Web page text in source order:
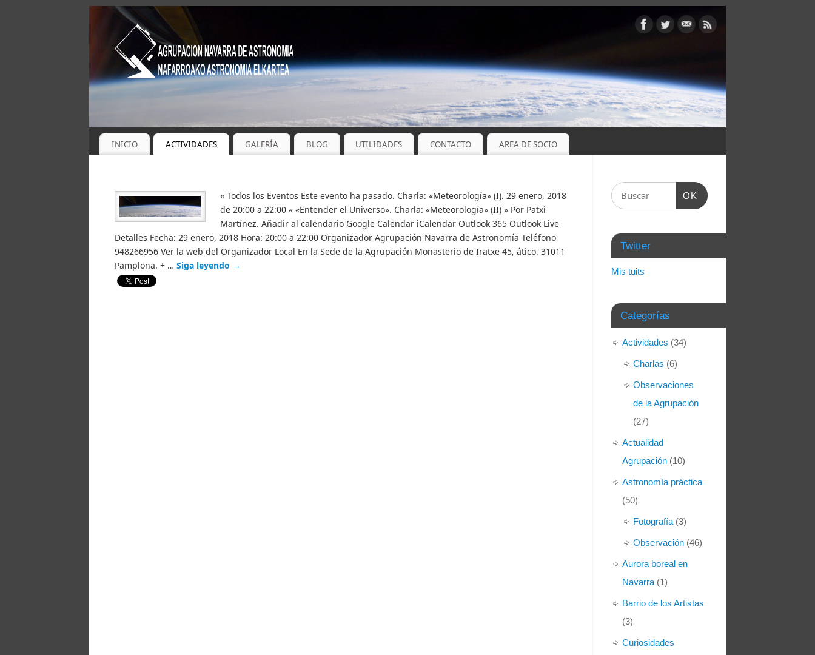
INICIO ACTIVIDADES GALERÍA BLOG UTILIDADES CONTACTO AREA DE SOCIO
« Todos los Eventos Este evento ha pasado. Charla: «Meteorología» (I). 29 enero, 2018
de 20:00 a 22:00 « «Entender el Universo». Charla: «Meteorología» (II) » Por Patxi
Martínez. Añadir al calendario Google Calendar iCalendar Outlook 365 Outlook Live
Detalles Fecha: 29 enero, 2018 Hora: 20:00 a 22:00 Organizador Agrupación Navarra de Astronomía Teléfono
948266956 Ver la web del Organizador Local En la Sede de la Agrupación Monasterio de Iratxe 45, ático. 31011
Pamplona. + … Siga leyendo →
OK
Twitter
Mis tuits
Categorías
Actividades (34)
Charlas (6)
Observaciones
de la Agrupación
(27)
Actualidad
Agrupación (10)
Astronomía práctica
(50)
Fotografía (3)
Observación (46)
Aurora boreal en
Navarra (1)
Barrio de los Artistas
(3)
Curiosidades